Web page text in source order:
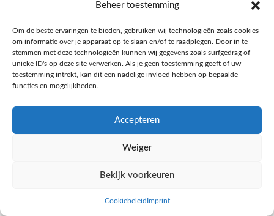
Beheer toestemming
Om de beste ervaringen te bieden, gebruiken wij technologieën zoals cookies
om informatie over je apparaat op te slaan en/of te raadplegen. Door in te
stemmen met deze technologieën kunnen wij gegevens zoals surfgedrag of
unieke ID's op deze site verwerken. Als je geen toestemming geeft of uw
toestemming intrekt, kan dit een nadelige invloed hebben op bepaalde
functies en mogelijkheden.
Accepteren
Weiger
Bekijk voorkeuren
Cookiebeleid Imprint
€1,59
NAAR AH
Salades,Pizza, Maaltijden
€3,39
NAAR AH